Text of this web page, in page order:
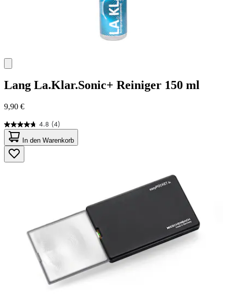
Lang La.Klar.Sonic+ Reiniger 150 ml
9,90 €
4.8 (4)
4.8
von
5
Sternen.
4
In den Warenkorb